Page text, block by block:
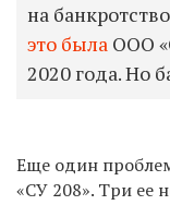
на
это была ООО
2020 года. Но
Еще один
«СУ 208». Три ее